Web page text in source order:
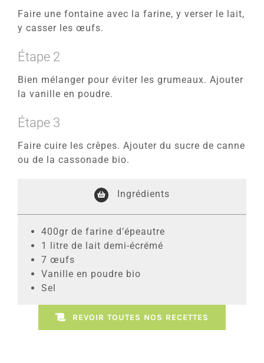
Faire une fontaine avec la farine, y verser le lait,
y casser les œufs.
Étape 2
Bien mélanger pour éviter les grumeaux. Ajouter
la vanille en poudre.
Étape 3
Faire cuire les crêpes. Ajouter du sucre de canne
ou de la cassonade bio.
Ingrédients
400gr de farine d’épeautre
1 litre de lait demi-écrémé
7 œufs
Vanille en poudre bio
Sel
REVOIR TOUTES NOS RECETTES